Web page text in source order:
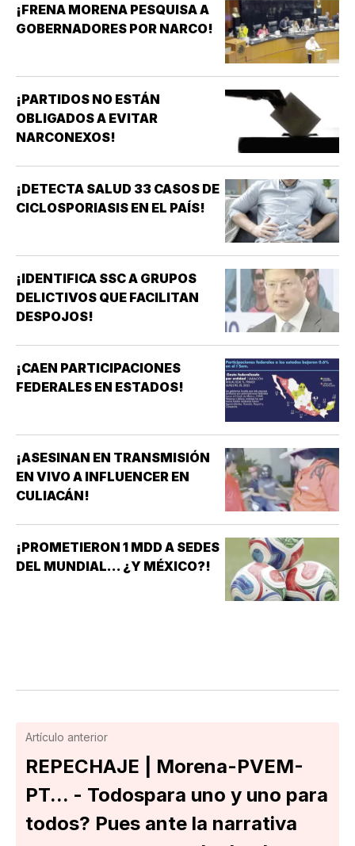
¡FRENA MORENA PESQUISA A
GOBERNADORES POR NARCO!
¡PARTIDOS NO ESTÁN
OBLIGADOS A EVITAR
NARCONEXOS!
¡DETECTA SALUD 33 CASOS DE
CICLOSPORIASIS EN EL PAÍS!
¡IDENTIFICA SSC A GRUPOS
DELICTIVOS QUE FACILITAN
DESPOJOS!
¡CAEN PARTICIPACIONES
FEDERALES EN ESTADOS!
¡ASESINAN EN TRANSMISIÓN
EN VIVO A INFLUENCER EN
CULIACÁN!
¡PROMETIERON 1 MDD A SEDES
DEL MUNDIAL... ¿Y MÉXICO?!
Artículo anterior
REPECHAJE | Morena-PVEM-
PT... - Todospara uno y uno para
todos? Pues ante la narrativa